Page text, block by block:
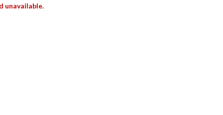
unavailable.